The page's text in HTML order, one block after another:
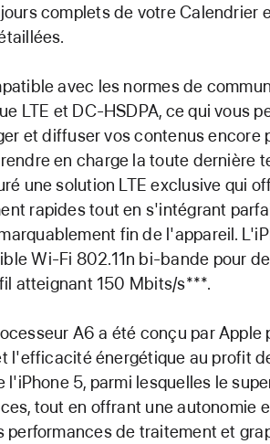
complets de votre Calendrier
avec les normes de
LTE et DC-HSDPA, ce qui vous
et diffuser vos contenus encore
en charge la toute dernière
une solution LTE exclusive qui
rapides tout en s'intégrant
fin de l'appareil.
Wi-Fi 802.11n bi-bande pour
atteignant 150 Mbits/s***.
A6 a été conçu par Apple
l'efficacité énergétique au profit
5, parmi lesquelles le
tout en offrant une autonomie
performances de traitement et